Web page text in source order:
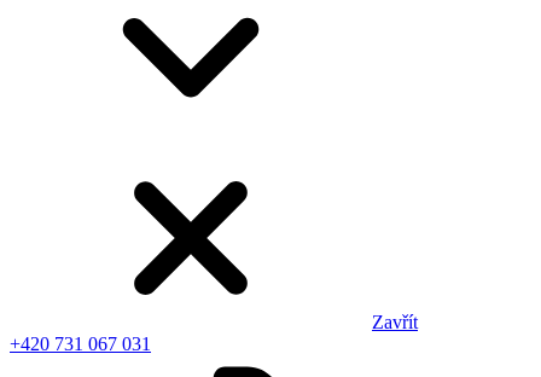
Zavřít
+420 731 067 031